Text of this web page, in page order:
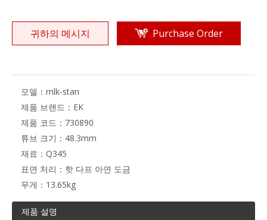
귀하의 메시지 Purchase Order
모델： rnlk-stan
제품 브랜드： EK
제품 코드： 730890
튜브 크기： 48.3mm
재료： Q345
표면 처리： 핫 다프 아연 도금
무게： 13.65kg
제품 설명